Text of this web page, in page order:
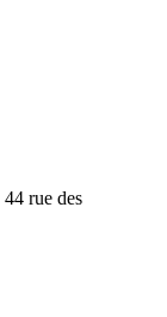
44 rue des